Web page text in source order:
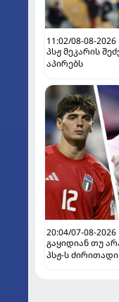
11:02/08-08-2026
პსჟ მეკარის
აპირებს
20:04/07-08-2026
გაყიდიან თუ
პსჟ-ს ძირითადი